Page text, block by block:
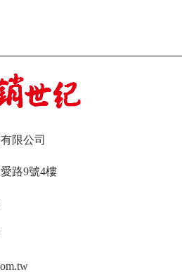
限公司
路9號4樓